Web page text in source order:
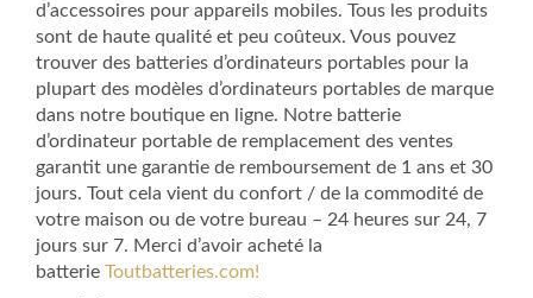
d’accessoires pour appareils mobiles. Tous les produits
sont de haute qualité et peu coûteux. Vous pouvez
trouver des batteries d’ordinateurs portables pour la
plupart des modèles d’ordinateurs portables de marque
dans notre boutique en ligne. Notre batterie
d’ordinateur portable de remplacement des ventes
garantit une garantie de remboursement de 1 ans et 30
jours. Tout cela vient du confort / de la commodité de
votre maison ou de votre bureau – 24 heures sur 24, 7
jours sur 7. Merci d’avoir acheté la
batterie Toutbatteries.com!